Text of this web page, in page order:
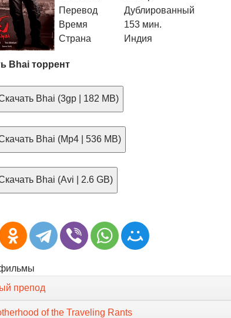
Перевод
Дублированный
Время
153 мин.
Страна
Индия
Bhai торрент
Bhai (3gp | 182 MB)
Bhai (Mp4 | 536 MB)
Bhai (Avi | 2.6 GB)
препод
of the Traveling Rants